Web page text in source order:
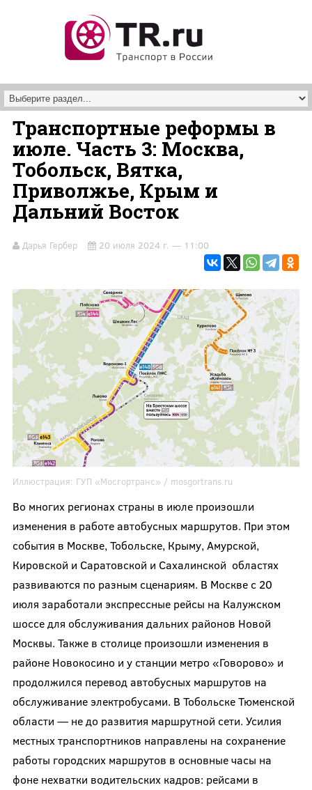
Транспортные реформы в
июле. Часть 3: Москва,
Тобольск, Вятка,
Приволжье, Крым и
Дальний Восток
Дарья Гербер 20 июля 2024 г. — 11:00
Иллюстрация: ГУП «Мосгортранс» / mosgortrans.ru
Во многих регионах страны в июле произошли
изменения в работе автобусных маршрутов. При этом
события в Москве, Тобольске, Крыму, Амурской,
Кировской и Саратовской и Сахалинской областях
развиваются по разным сценариям. В Москве с 20
июля заработали экспрессные рейсы на Калужском
шоссе для обслуживания дальних районов Новой
Москвы. Также в столице произошли изменения в
районе Новокосино и у станции метро «Говорово» и
продолжился перевод автобусных маршрутов на
обслуживание электробусами. В Тобольске Тюменской
области — не до развития маршрутной сети. Усилия
местных транспортников направлены на сохранение
работы городских маршрутов в основные часы на
фоне нехватки водительских кадров: рейсами в